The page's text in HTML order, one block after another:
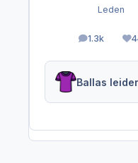
Leden
1.3k
berichten
Ballas leider